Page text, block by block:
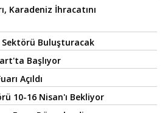
Karadeniz İhracatını
Sektörü Buluşturacak
Başlıyor
Açıldı
10-16 Nisan'ı Bekliyor